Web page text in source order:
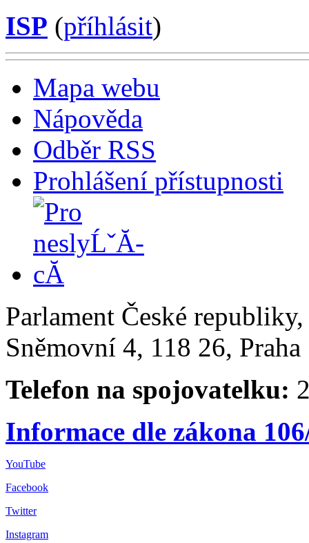
ISP (příhlásit)
Mapa webu
Nápověda
Odběr RSS
Prohlášení přístupnosti
Parlament České
Sněmovní 4, 118 26,
Telefon na spojovatelku:
Informace dle zákona
YouTube
Facebook
Twitter
Instagram